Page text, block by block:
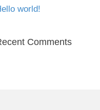
world!
Comments